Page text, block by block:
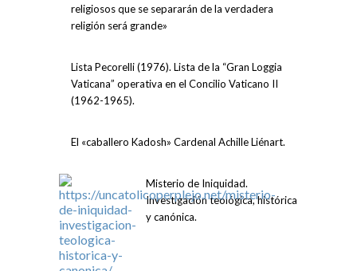
religiosos que se separarán de la verdadera
religión será grande»
Lista Pecorelli (1976). Lista de la “Gran Loggia
Vaticana” operativa en el Concilio Vaticano II
(1962-1965).
El «caballero Kadosh» Cardenal Achille Liénart.
Misterio de Iniquidad.
Investigación teológica, histórica
y canónica.